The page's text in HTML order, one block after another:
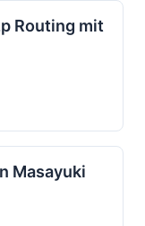
Routing mit
Masayuki